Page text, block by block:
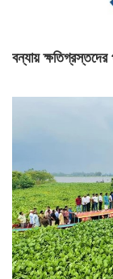
বন্যায় ক্ষতিগ্রস্তদের